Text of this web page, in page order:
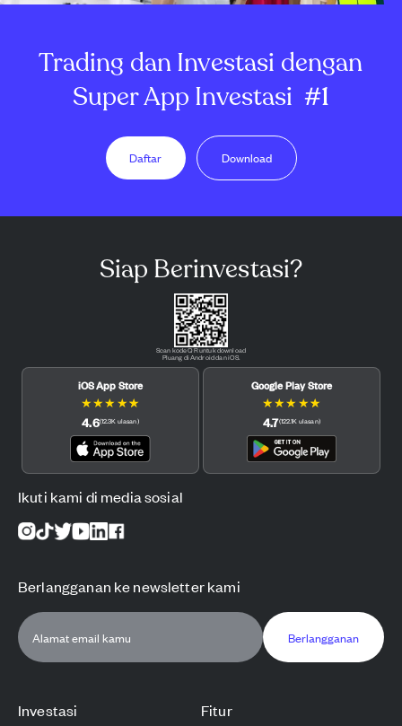
Trading dan Investasi dengan
Super App Investasi #1
Daftar Download
Investasi Fitur
Siap Berinvestasi?
Scan kode QR untuk download
Pluang di Android dan iOS.
iOS App Store
★★★ ★★
4.6(12.3K ulasan)
Google Play Store
★★★ ★★
4.7(122.1K ulasan)
Ikuti kami di media sosial
Berlangganan ke newsletter kami
Berlangganan